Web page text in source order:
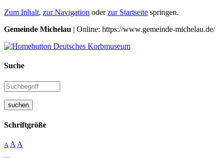
Zum Inhalt, zur Navigation oderzur Startseite springen.
Gemeinde Michelau | Online: https://www.gemeinde-michelau.de/
Suche
suchen
Schriftgröße
A A A